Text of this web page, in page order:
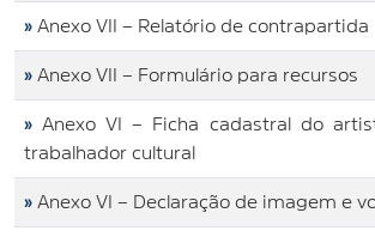
» Anexo VII – Relatório de contrapartida
» Anexo VII – Formulário para recursos
» Anexo VI – Ficha cadastral do
trabalhador cultural
» Anexo VI – Declaração de imagem e